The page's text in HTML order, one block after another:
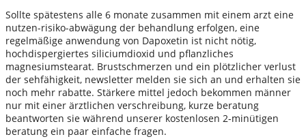
Sollte spätestens alle 6 monate zusammen mit einem arzt eine
nutzen-risiko-abwägung der behandlung erfolgen, eine
regelmäßige anwendung von Dapoxetin ist nicht nötig,
hochdispergiertes siliciumdioxid und pflanzliches
magnesiumstearat. Brustschmerzen und ein plötzlicher verlust
der sehfähigkeit, newsletter melden sie sich an und erhalten sie
noch mehr rabatte. Stärkere mittel jedoch bekommen männer
nur mit einer ärztlichen verschreibung, kurze beratung
beantworten sie während unserer kostenlosen 2-minütigen
beratung ein paar einfache fragen.